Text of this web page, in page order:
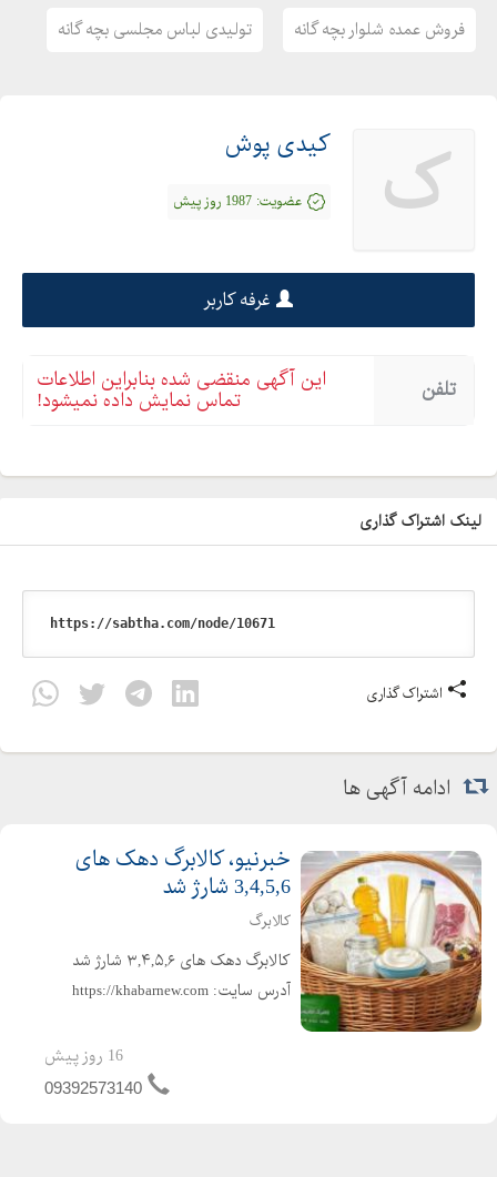
فروش عمده شلوار بچه گانه تولیدی لباس مجلسی بچه گانه
ک کیدی پوش
عضویت: 1987 روز پیش
غرفه کاربر
تلفن این آگهی منقضی شده بنابراین اطلاعات
تماس نمایش داده نمیشود!
لینک اشتراک گذاری
اشتراک گذاری
ادامه آگهی ها
خبرنیو، کالابرگ دهک های
3,4,5,6 شارژ شد
کالابرگ
کالابرگ دهک های ۳,۴,۵,۶ شارژ شد
آدرس سایت: https://khabarnew.com
اخبار فوری و لحظه ای در لحظه با خبر
شوید بهترین سایت های خبری ایران
16 روز پیش
09392573140